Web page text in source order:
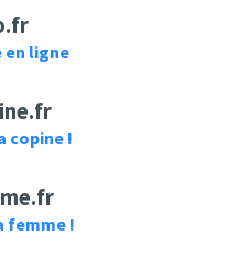
【HD】Fate/stay
night [Heaven's
- Aimer - 春はゆく
【中日字幕】
en ligne
copine !
femme !